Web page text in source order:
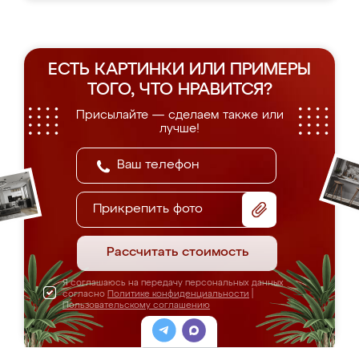
ЕСТЬ КАРТИНКИ ИЛИ ПРИМЕРЫ
ТОГО, ЧТО НРАВИТСЯ?
Присылайте — сделаем также или
лучше!
Прикрепить фото
Рассчитать стоимость
Я соглашаюсь на передачу персональных данных
согласно Политике конфиденциальности
Пользовательскому соглашению